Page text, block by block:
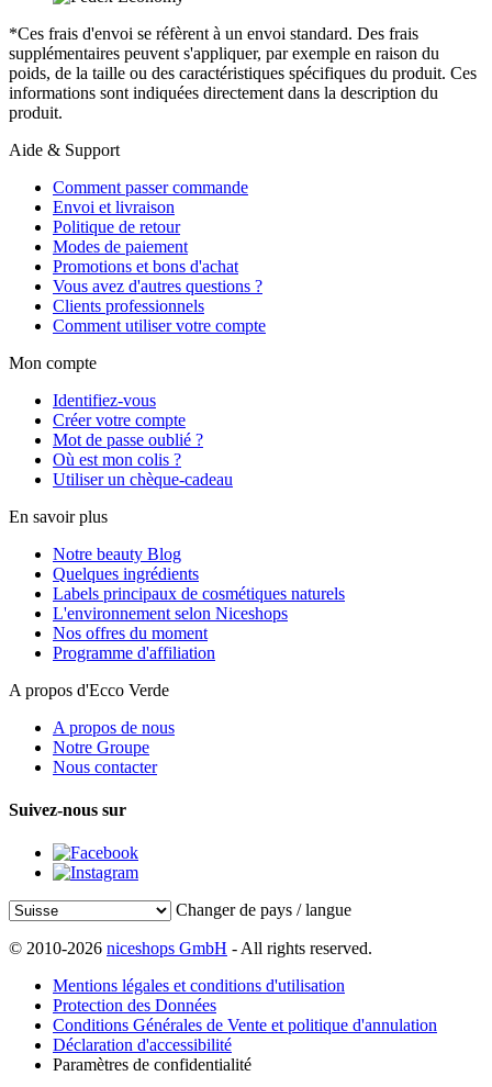
*Ces frais d'envoi se réfèrent à un envoi standard. Des frais
supplémentaires peuvent s'appliquer, par exemple en raison du
poids, de la taille ou des caractéristiques spécifiques du produit. Ces
informations sont indiquées directement dans la description du
produit.
Aide & Support
Comment passer commande
Envoi et livraison
Politique de retour
Modes de paiement
Promotions et bons d'achat
Vous avez d'autres questions ?
Clients professionnels
Comment utiliser votre compte
Mon compte
Identifiez-vous
Créer votre compte
Mot de passe oublié ?
Où est mon colis ?
Utiliser un chèque-cadeau
En savoir plus
Notre beauty Blog
Quelques ingrédients
Labels principaux de cosmétiques naturels
L'environnement selon Niceshops
Nos offres du moment
Programme d'affiliation
A propos d'Ecco Verde
A propos de nous
Notre Groupe
Nous contacter
Suivez-nous sur
Changer de pays / langue
© 2010-2026 niceshops GmbH - All rights reserved.
Mentions légales et conditions d'utilisation
Protection des Données
Conditions Générales de Vente et politique d'annulation
Déclaration d'accessibilité
Paramètres de confidentialité